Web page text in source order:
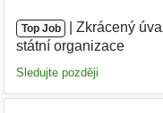
Top Job Zkrácený
státní organizace
Sledujte později